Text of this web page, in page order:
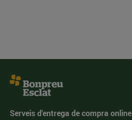
Serveis d'entrega de compra online